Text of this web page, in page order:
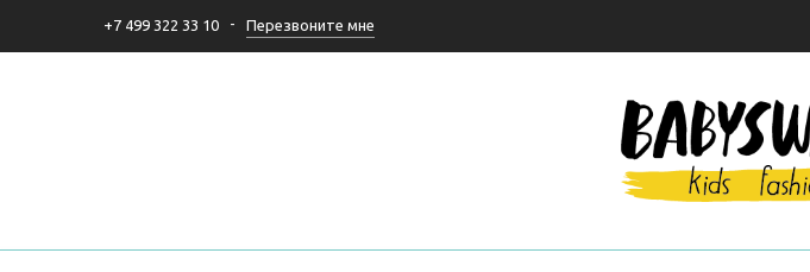
+7 499 322 33 10 - Перезвоните мне